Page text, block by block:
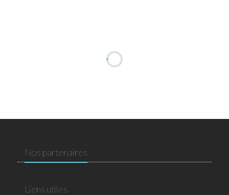
Nos partenaires
Liens utiles